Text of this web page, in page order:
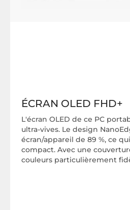
ÉCRAN OLED FHD+
L'écran OLED de ce PC
ultra-vives. Le design
écran/appareil de 89 %, ce
compact. Avec une
couleurs particulièrement